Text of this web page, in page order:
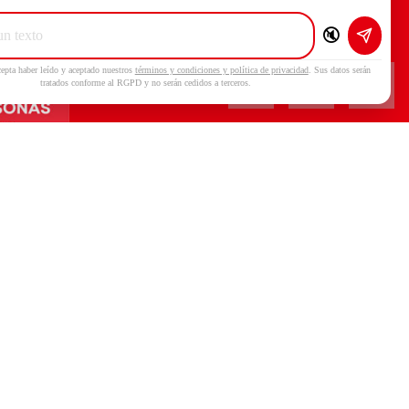
🔇
haber leído y aceptado nuestros términos y condiciones y política de privacidad. Sus datos serán
tratados conforme al RGPD y no serán cedidos a terceros.